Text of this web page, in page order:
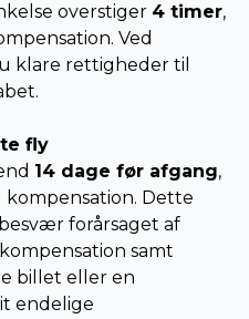
overstiger 4 timer,
Ved
klare rettigheder til
fly
14 dage før afgang,
Dette
forårsaget af
samt
billet eller en
endelige